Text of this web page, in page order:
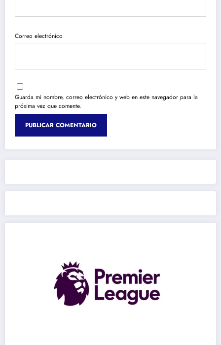
Correo electrónico
Guarda mi nombre, correo electrónico y web en este navegador para la
próxima vez que comente.